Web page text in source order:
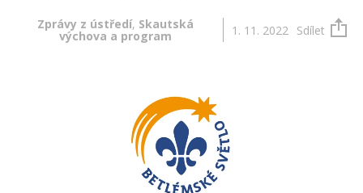
Zprávy z ústředí, Skautská
výchova a program 1. 11. 2022 Sdílet